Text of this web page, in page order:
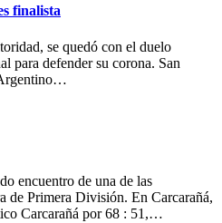
finalista
se quedó con el duelo
para defender su corona. San
encuentro de una de las
de Primera División. En Carcarañá,
Carcarañá por 68 : 51,…